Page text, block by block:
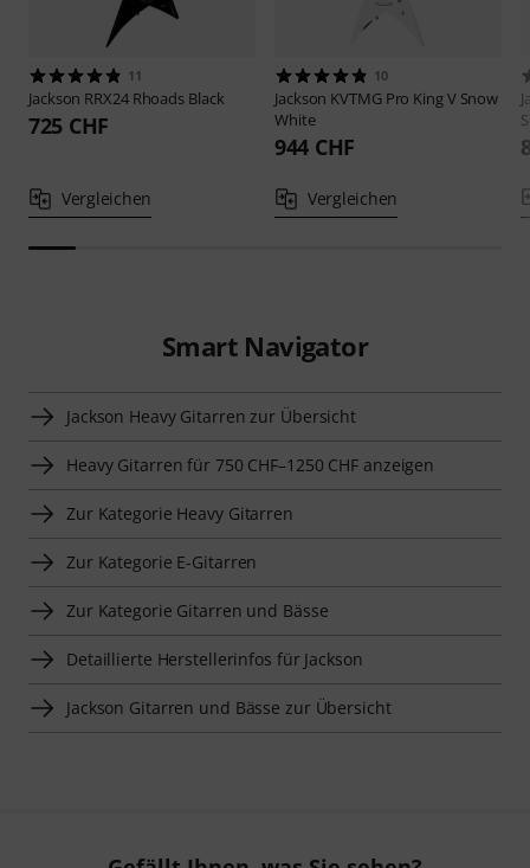
11
Jackson RRX24 Rhoads Black
725 CHF
Vergleichen
10
Jackson KVTMG Pro King V Snow
White
944 CHF
Vergleichen
Smart Navigator
Jackson Heavy Gitarren zur Übersicht
Heavy Gitarren für 750 CHF–1250 CHF anzeigen
Zur Kategorie Heavy Gitarren
Zur Kategorie E-Gitarren
Zur Kategorie Gitarren und Bässe
Detaillierte Herstellerinfos für Jackson
Jackson Gitarren und Bässe zur Übersicht